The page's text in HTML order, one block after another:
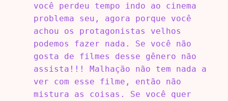
você perdeu tempo indo ao cinema
problema seu, agora porque você
achou os protagonistas velhos
podemos fazer nada. Se você não
gosta de filmes desse gênero não
assista!!! Malhação não tem nada a
ver com esse filme, então não
mistura as coisas. Se você quer